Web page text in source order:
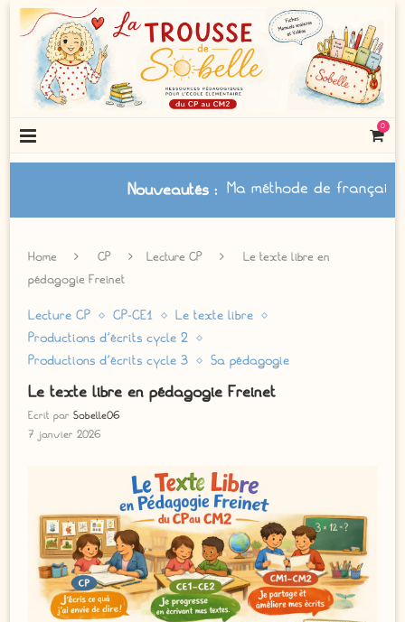
0
Nouveautés: Ma méthode de français à
Home CP Lecture CP
Le texte libre en
pédagogie Freinet
Lecture CP CP-CE1
Le texte libre
Productions d'écrits cycle 2
Productions d'écrits cycle 3
Sa pédagogie
Le texte libre en pédagogie Freinet
Ecrit parSobelle06
7 janvier 2026